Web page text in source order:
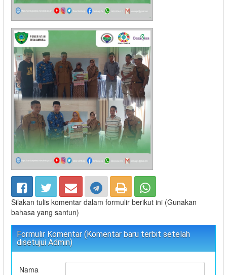
Silakan tulis komentar dalam formulir berikut ini (Gunakan
bahasa yang santun)
Formulir Komentar (Komentar baru terbit setelah
disetujui Admin)
Nama